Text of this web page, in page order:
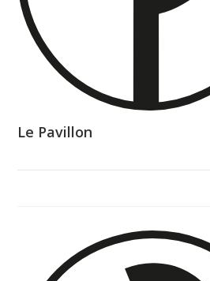
Le Pavillon